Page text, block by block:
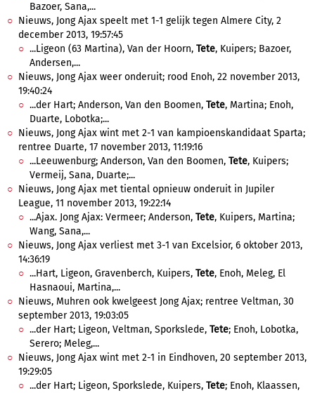
Bazoer, Sana,...
Nieuws, Jong Ajax speelt met 1-1 gelijk tegen Almere City, 2
december 2013, 19:57:45
...Ligeon (63 Martina), Van der Hoorn, Tete, Kuipers; Bazoer,
Andersen,...
Nieuws, Jong Ajax weer onderuit; rood Enoh, 22 november 2013,
19:40:24
...der Hart; Anderson, Van den Boomen, Tete, Martina; Enoh,
Duarte, Lobotka;...
Nieuws, Jong Ajax wint met 2-1 van kampioenskandidaat Sparta;
rentree Duarte, 17 november 2013, 11:19:16
...Leeuwenburg; Anderson, Van den Boomen, Tete, Kuipers;
Vermeij, Sana, Duarte;...
Nieuws, Jong Ajax met tiental opnieuw onderuit in Jupiler
League, 11 november 2013, 19:22:14
...Ajax. Jong Ajax: Vermeer; Anderson, Tete, Kuipers, Martina;
Wang, Sana,...
Nieuws, Jong Ajax verliest met 3-1 van Excelsior, 6 oktober 2013,
14:36:19
...Hart, Ligeon, Gravenberch, Kuipers, Tete, Enoh, Meleg, El
Hasnaoui, Martina,...
Nieuws, Muhren ook kwelgeest Jong Ajax; rentree Veltman, 30
september 2013, 19:03:05
...der Hart; Ligeon, Veltman, Sporkslede, Tete; Enoh, Lobotka,
Serero; Meleg,...
Nieuws, Jong Ajax wint met 2-1 in Eindhoven, 20 september 2013,
19:29:05
...der Hart; Ligeon, Sporkslede, Kuipers, Tete; Enoh, Klaassen,